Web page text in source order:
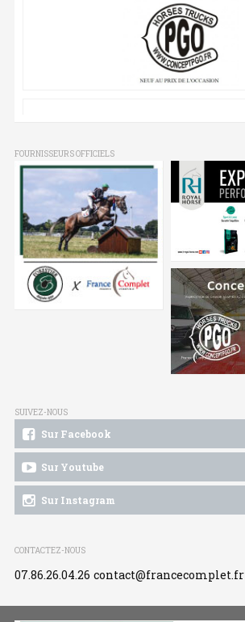
FOURNISSEURS OFFICIELS
SUIVEZ-NOUS
Sur Facebook
Sur Youtube
Sur Instagram
CONTACTEZ-NOUS
07.86.26.04.26 contact@francecomplet.fr